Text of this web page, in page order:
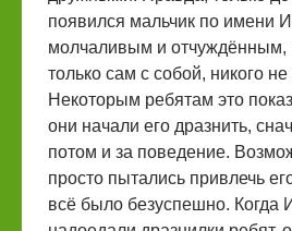
появился мальчик по имени
молчаливым и отчуждённым,
только сам с собой, никого
Некоторым ребятам это
они начали его дразнить,
потом и за поведение.
просто пытались привлечь
всё было безуспешно. Когда